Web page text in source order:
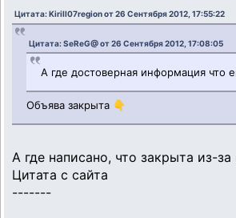
Цитата: Kirill07region от 26 Сентября 2012, 17:55:22
Цитата: SeReG@ от 26 Сентября 2012, 17:08:05
А где достоверная информация что
Объява закрыта 👇
А где написано, что закрыта из-
Цитата с сайта
-------